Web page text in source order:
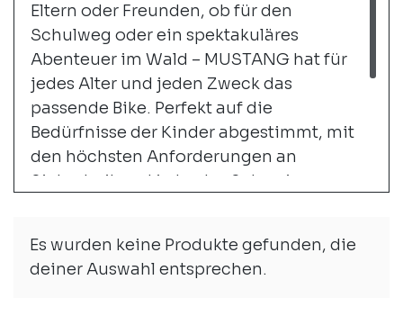
Eltern oder Freunden, ob für den
Schulweg oder ein spektakuläres
Abenteuer im Wald – MUSTANG hat für
jedes Alter und jeden Zweck das
passende Bike. Perfekt auf die
Bedürfnisse der Kinder abgestimmt, mit
den höchsten Anforderungen an
Sicherheit und in bester Schweizer
Auswahl an Kinderbikes, komm vorbei in
Wettingen in unserem Geschäft und
Es wurden keine Produkte gefunden, die
deiner Auswahl entsprechen.